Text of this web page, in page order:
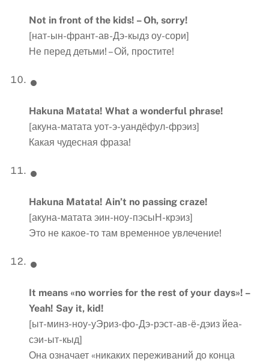
Not in front of the kids! – Oh, sorry!
[нат-ын-франт-ав-Дэ-кыдз оу-сори]
Не перед детьми! – Ой, простите!
Hakuna Matata! What a wonderful phrase!
[акуна-матата уот-э-уандёфул-фрэиз]
Какая чудесная фраза!
Hakuna Matata! Ain’t no passing craze!
[акуна-матата эин-ноу-пэсыН-крэиз]
Это не какое-то там временное увлечение!
It means «no worries for the rest of your days»! –
Yeah! Say it, kid!
[ыт-минз-ноу-уЭриз-фо-Дэ-рэст-ав-ё-дэиз йеа-
сэи-ыт-кыд]
Она означает «никаких переживаний до конца